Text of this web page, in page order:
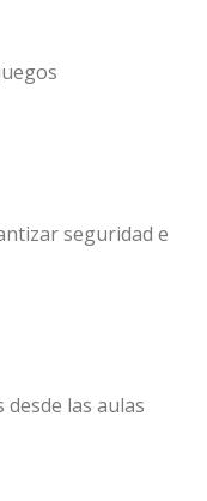
seguridad e
las aulas